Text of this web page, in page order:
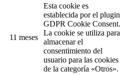
11 meses
Esta cookie es
establecida por el plugin
GDPR Cookie Consent.
La cookie se utiliza para
almacenar el
consentimiento del
usuario para las cookies
de la categoría «Otros».